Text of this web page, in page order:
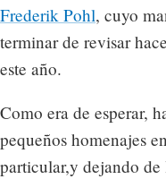
Frederik Pohl, cuyo
terminar de revisar
este año.
Como era de esperar,
pequeños homenajes
particular,y dejando